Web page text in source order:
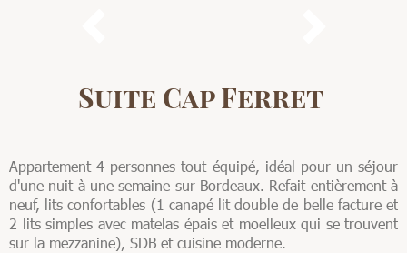
Suite Cap Ferret
Appartement 4 personnes tout équipé, idéal pour un séjour
d'une nuit à une semaine sur Bordeaux. Refait entièrement à
neuf, lits confortables (1 canapé lit double de belle facture et
2 lits simples avec matelas épais et moelleux qui se trouvent
sur la mezzanine), SDB et cuisine moderne.